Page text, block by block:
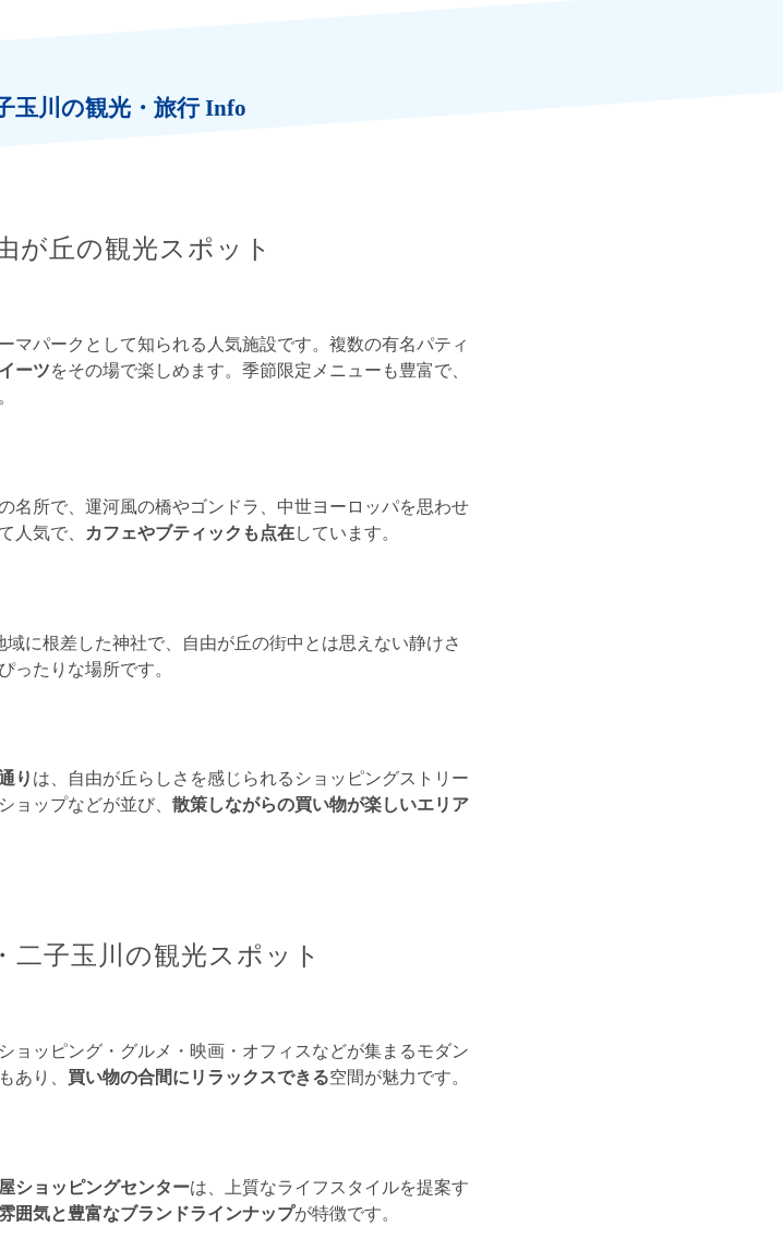
玉川の観光・旅行 Info
が丘の観光スポット
マパークとして知られる人気施設です。複数の有名パティ
ーツをその場で楽しめます。季節限定メニューも豊富で、
名所で、運河風の橋やゴンドラ、中世ヨーロッパを思わせ
気で、 カフェやブティックも点在しています。
域に根差した神社で、自由が丘の街中とは思えない静けさ
たりな場所です。
りは、自由が丘らしさを感じられるショッピングストリー
ョップなどが並び、 散策しながらの買い物が楽しいエリア
二子玉川の観光スポット
ョッピング・グルメ・映画・オフィスなどが集まるモダン
り、 買い物の合間にリラックスできる空間が魅力です。
ショッピングセンターは、上質なライフスタイルを提案す
囲気と豊富なブランドラインナップが特徴です。